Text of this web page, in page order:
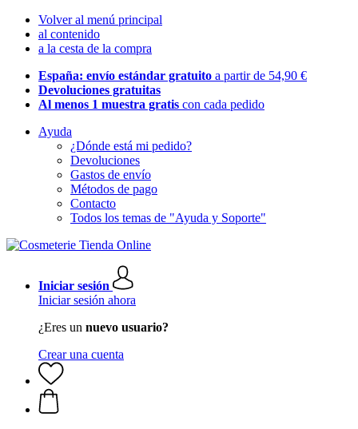
Volver al menú principal
al contenido
a la cesta de la compra
España: envío estándar gratuito a partir de 54,90 €
Devoluciones gratuitas
Al menos 1 muestra gratis con cada pedido
Ayuda
¿Dónde está mi pedido?
Devoluciones
Gastos de envío
Métodos de pago
Contacto
Todos los temas de "Ayuda y Soporte"
Iniciar sesión
Iniciar sesión ahora
¿Eres un nuevo usuario?
Crear una cuenta